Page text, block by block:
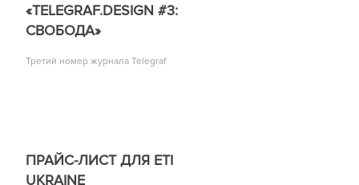
«TELEGRAF.DESIGN #3:
СВОБОДА»
Третий номер журнала Telegraf
ПРАЙС-ЛИСТ ДЛЯ ETI
UKRAINE